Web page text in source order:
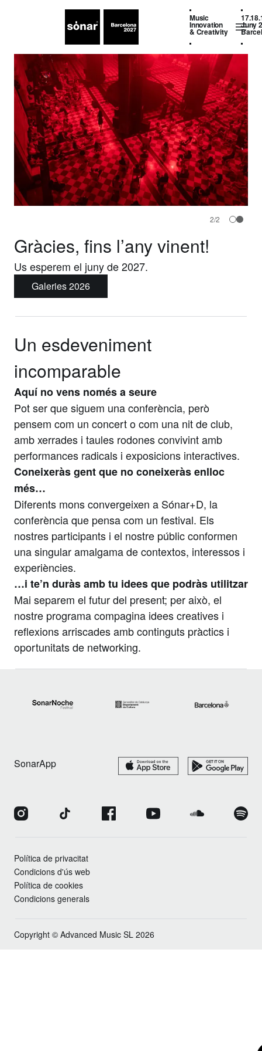
Music
Innovation
& Creativity
Juny
2/2
Gràcies, fins l’any vinent!
Us esperem el juny de 2027.
Galeries 2026
Un esdeveniment
incomparable
Aquí no vens només a seure
Pot ser que siguem una conferència, però
pensem com un concert o com una nit de club,
amb xerrades i taules rodones convivint amb
performances radicals i exposicions interactives.
Coneixeràs gent que no coneixeràs enlloc
més…
Diferents mons convergeixen a Sónar+D, la
conferència que pensa com un festival. Els
nostres participants i el nostre públic conformen
una singular amalgama de contextos, interessos i
experiències.
…i te’n duràs amb tu idees que podràs utilitzar
Mai separem el futur del present; per això, el
nostre programa compagina idees creatives i
reflexions arriscades amb continguts pràctics i
oportunitats de networking.
SonarApp
Política de privacitat
Condicions d'ús web
Política de cookies
Condicions generals
Copyright © Advanced Music SL 2026